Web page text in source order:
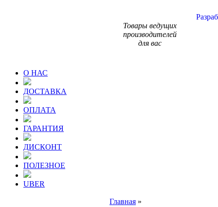
Товары ведущих
производителей
для вас
О НАС
ДОСТАВКА
ОПЛАТА
ГАРАНТИЯ
ДИСКОНТ
ПОЛЕЗНОЕ
UBER
Главная »